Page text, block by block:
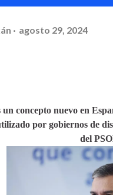
agosto 29, 2024
concepto nuevo en
por gobiernos de
del